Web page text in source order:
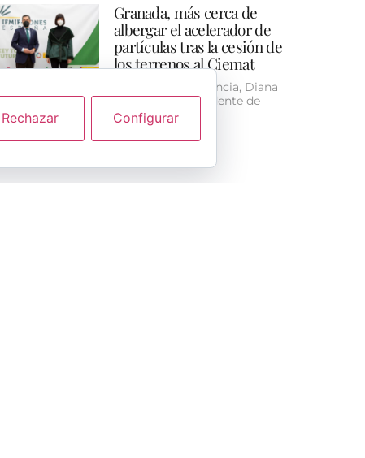
Granada, más cerca de
albergar el acelerador de
partículas tras la cesión de
los terrenos al Ciemat
La ministra de Ciencia, Diana
Morant, y el presidente de
Rechazar Configurar